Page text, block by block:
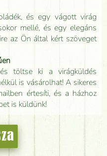
és egy vágott virág
mellé, és egy elegáns
az Ön által kért szöveget
töltse ki a virágküldés
is vásárolhat! A sikeres
értesíti, és a házhoz
is küldünk!